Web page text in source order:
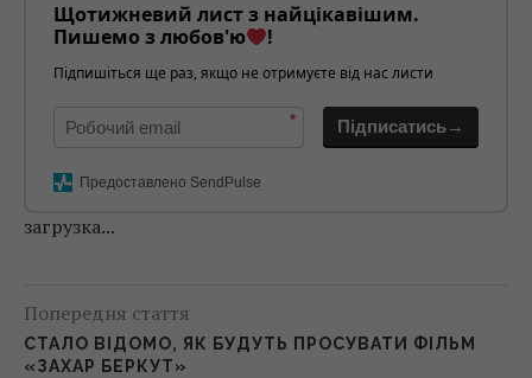
Щотижневий лист з найцікавішим.
Пишемо з любов'ю
!
Підпишіться ще раз, якщо не отримуєте від нас листи
* Підписатись→
Предоставлено SendPulse
загрузка...
Попередня стаття
СТАЛО ВІДОМО, ЯК БУДУТЬ ПРОСУВАТИ ФІЛЬМ
«ЗАХАР БЕРКУТ»